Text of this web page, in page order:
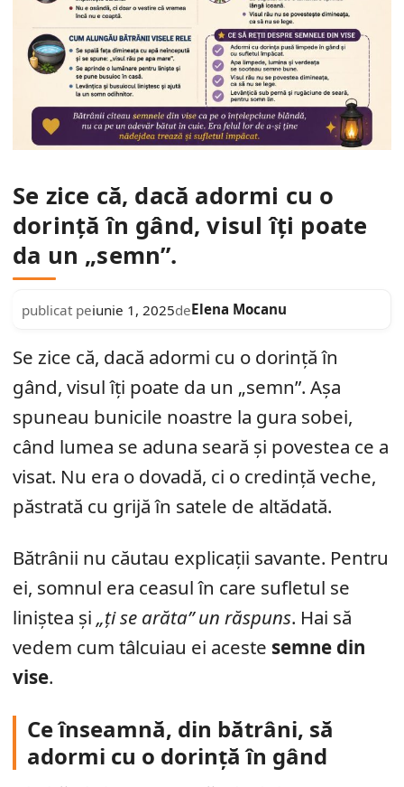
Se zice că, dacă adormi cu o
dorință în gând, visul îți poate
da un „semn”.
publicat peiunie 1, 2025deElena Mocanu
Se zice că, dacă adormi cu o dorință în
gând, visul îți poate da un „semn”. Așa
spuneau bunicile noastre la gura sobei,
când lumea se aduna seară și povestea ce a
visat. Nu era o dovadă, ci o credință veche,
păstrată cu grijă în satele de altădată.
Bătrânii nu căutau explicații savante. Pentru
ei, somnul era ceasul în care sufletul se
liniștea și „ți se arăta” un răspuns. Hai să
vedem cum tâlcuiau ei aceste semne din
vise.
Ce înseamnă, din bătrâni, să
adormi cu o dorință în gând